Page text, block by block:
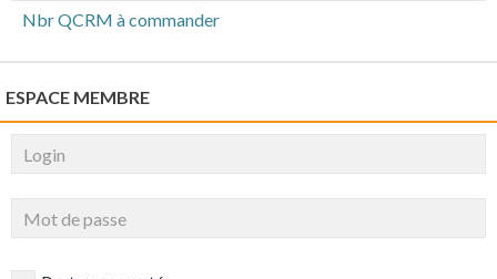
Nbr QCRM à commander
ESPACE MEMBRE